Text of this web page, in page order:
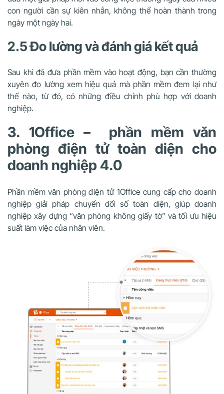
con người cần sự kiên nhẫn, không thể hoàn thành trong
ngày một ngày hai.
2.5 Đo lường và đánh giá kết quả
Sau khi đã đưa phần mềm vào hoạt động, bạn cần thường
xuyên đo lường xem hiệu quả mà phần mềm đem lại như
thế nào, từ đó, có những điều chỉnh phù hợp với doanh
nghiệp.
3. 1Office – phần mềm văn
phòng điện tử toàn diện cho
doanh nghiệp 4.0
Phần mềm văn phòng điện tử 1Office cung cấp cho doanh
nghiệp giải pháp chuyển đổi số toàn diện, giúp doanh
nghiệp xây dựng “văn phòng không giấy tờ” và tối ưu hiệu
suất làm việc của nhân viên.